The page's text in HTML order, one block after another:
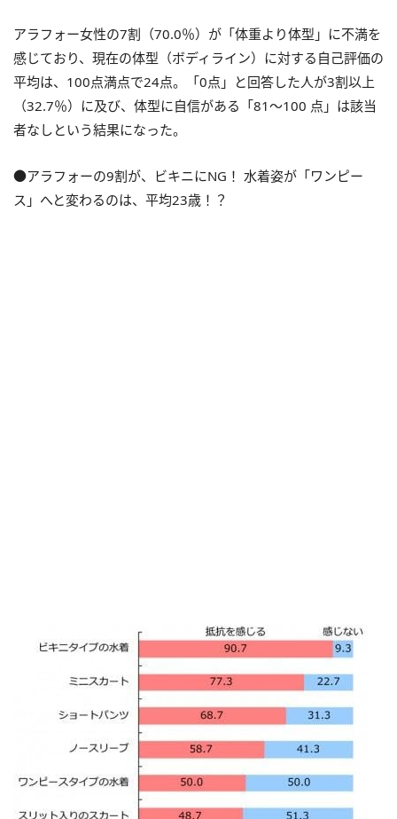
アラフォー女性の7割（70.0％）が「体重より体型」に不満を
感じており、現在の体型（ボディライン）に対する自己評価の
平均は、100点満点で24点。「0点」と回答した人が3割以上
（32.7％）に及び、体型に自信がある「81～100 点」は該当
者なしという結果になった。
●アラフォーの9割が、ビキニにNG！ 水着姿が「ワンピー
ス」へと変わるのは、平均23歳！？